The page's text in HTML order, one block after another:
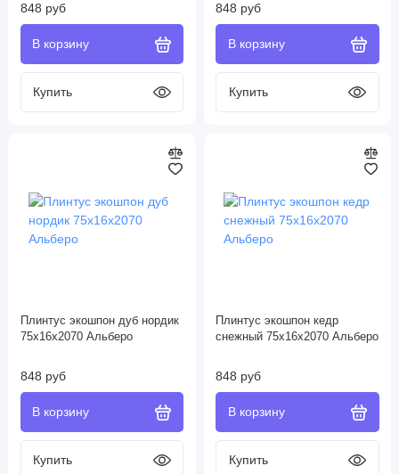
848 руб 848 руб
Плинтус экошпон дуб нордик
75х16х2070 Альберо
848 руб
Плинтус экошпон кедр
снежный 75х16х2070 Альберо
848 руб